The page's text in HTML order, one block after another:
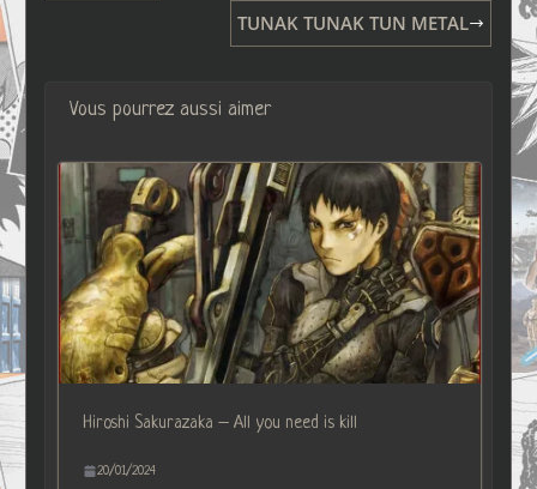
TUNAK TUNAK TUN METAL
Vous pourrez aussi aimer
Hiroshi Sakurazaka – All you need is kill
20/01/2024